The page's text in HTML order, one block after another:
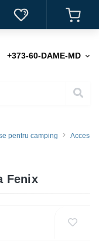
+373-60-DAME-MD
pentru camping
Fenix